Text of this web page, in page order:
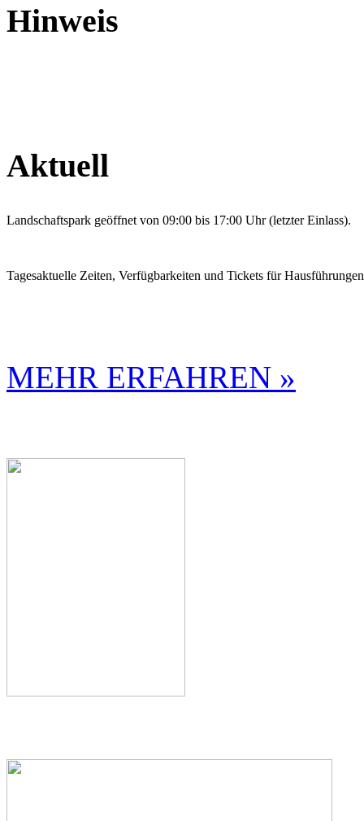
Hinweis
Aktuell
Landschaftspark geöffnet von 09:00 bis 17:00 Uhr (letzter Einlass).
Tagesaktuelle Zeiten, Verfügbarkeiten und Tickets für
MEHR ERFAHREN »